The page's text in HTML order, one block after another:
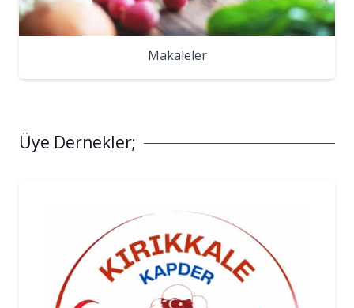
Makaleler
Üye Dernekler;